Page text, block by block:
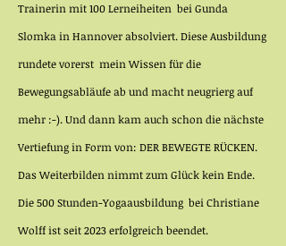
Trainerin mit 100 Lerneiheiten bei Gunda
Slomka in Hannover absolviert. Diese Ausbildung
rundete vorerst mein Wissen für die
Bewegungsabläufe ab und macht neugrierg auf
mehr :-). Und dann kam auch schon die nächste
Vertiefung in Form von: DER BEWEGTE RÜCKEN.
Das Weiterbilden nimmt zum Glück kein Ende.
Die 500 Stunden-Yogaausbildung bei Christiane
Wolff ist seit 2023 erfolgreich beendet.